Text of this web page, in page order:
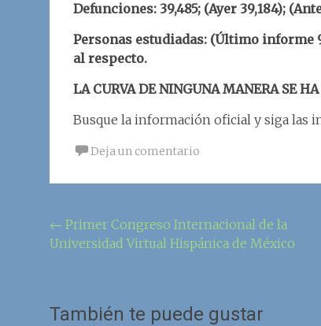
Defunciones: 39,485; (Ayer 39,184);
Personas estudiadas: (Último informe
al respecto.
LA CURVA DE NINGUNA MANERA SE
Busque la información oficial y siga las
Deja un comentario
Navegación
de
entrada
← Primer Congreso Internacional de la
Universidad Virtual Hispánica de México
También te puede gustar